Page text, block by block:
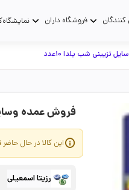
کنندگان فروشگاه داران نمایشگاه
تزیینی شب یلدا 10عدد
فروش عمده وسایل
این کالا در حال
رزیتا اسمعیلی